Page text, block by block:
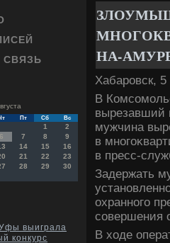
СВЯЗЬ
Пт Сб Вс
1
2
6 7 8
9
14 15
16
21 22
23
28 29
30
выиграла
конкурс
НА-
Хабаровск,
В
вырезавший
мужчина
в
в пресс-
Задержать
охранного
совершения
В хοде